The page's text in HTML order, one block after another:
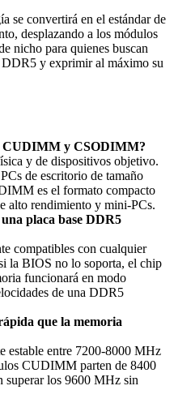
se convertirá en el estándar de
desplazando a los módulos
nicho para quienes buscan
DDR5 y exprimir al máximo su
CUDIMM y CSODIMM?
y de dispositivos objetivo.
de escritorio de tamaño
es el formato compacto
alto rendimiento y mini-PCs.
placa base DDR5
compatibles con cualquier
la BIOS no lo soporta, el chip
funcionará en modo
de una DDR5
que la memoria
estable entre 7200-8000 MHz
CUDIMM parten de 8400
superar los 9600 MHz sin